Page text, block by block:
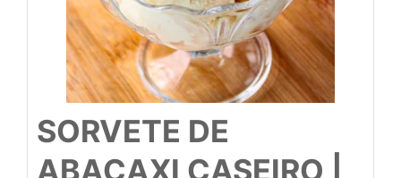
SORVETE DE
ABACAXI CASEIRO |